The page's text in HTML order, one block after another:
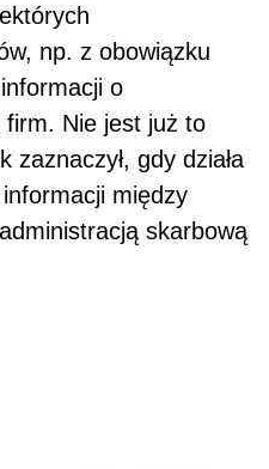
np. z obowiązku
o
firm. Nie jest już to
zaznaczył, gdy działa
między
skarbową